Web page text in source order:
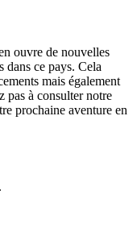
ouvre de nouvelles
dans ce pays. Cela
mais également
pas à consulter notre
prochaine aventure en